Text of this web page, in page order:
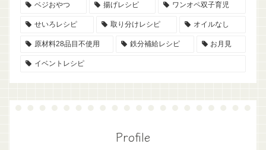
ベジおやつ 揚げレシピ ワンオペ双子育児
せいろレシピ 取り分けレシピ オイルなし
原材料28品目不使用 鉄分補給レシピ お月見
イベントレシピ
Profile